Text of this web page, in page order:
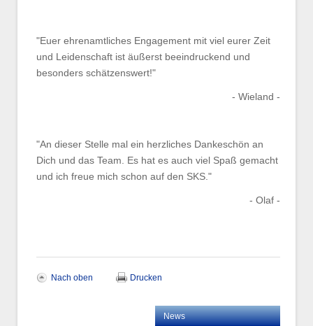
"Euer ehrenamtliches Engagement mit viel eurer Zeit
und Leidenschaft ist äußerst beeindruckend und
besonders schätzenswert!"
- Wieland -
"An dieser Stelle mal ein herzliches Dankeschön an
Dich und das Team. Es hat es auch viel Spaß gemacht
und ich freue mich schon auf den SKS."
- Olaf -
Nach oben Drucken
News